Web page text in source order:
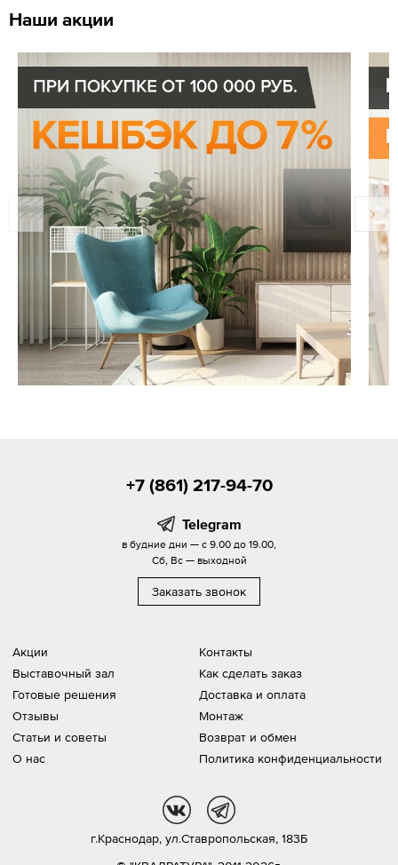
Наши акции
Акции
Выставочный зал
Готовые решения
Отзывы
Статьи и советы
О нас
Контакты
Как сделать заказ
Доставка и оплата
Монтаж
Возврат и обмен
Политика конфиденциальности
+7 (861) 217-94-70
Telegram
в будние дни — с 9.00 до 19.00,
Сб, Вс — выходной
Заказать звонок
г.Краснодар, ул.Ставропольская, 183Б
vk